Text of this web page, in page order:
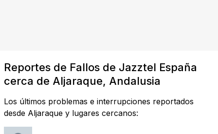
Reportes de Fallos de Jazztel España
cerca de Aljaraque, Andalusia
Los últimos problemas e interrupciones reportados
desde Aljaraque y lugares cercanos: